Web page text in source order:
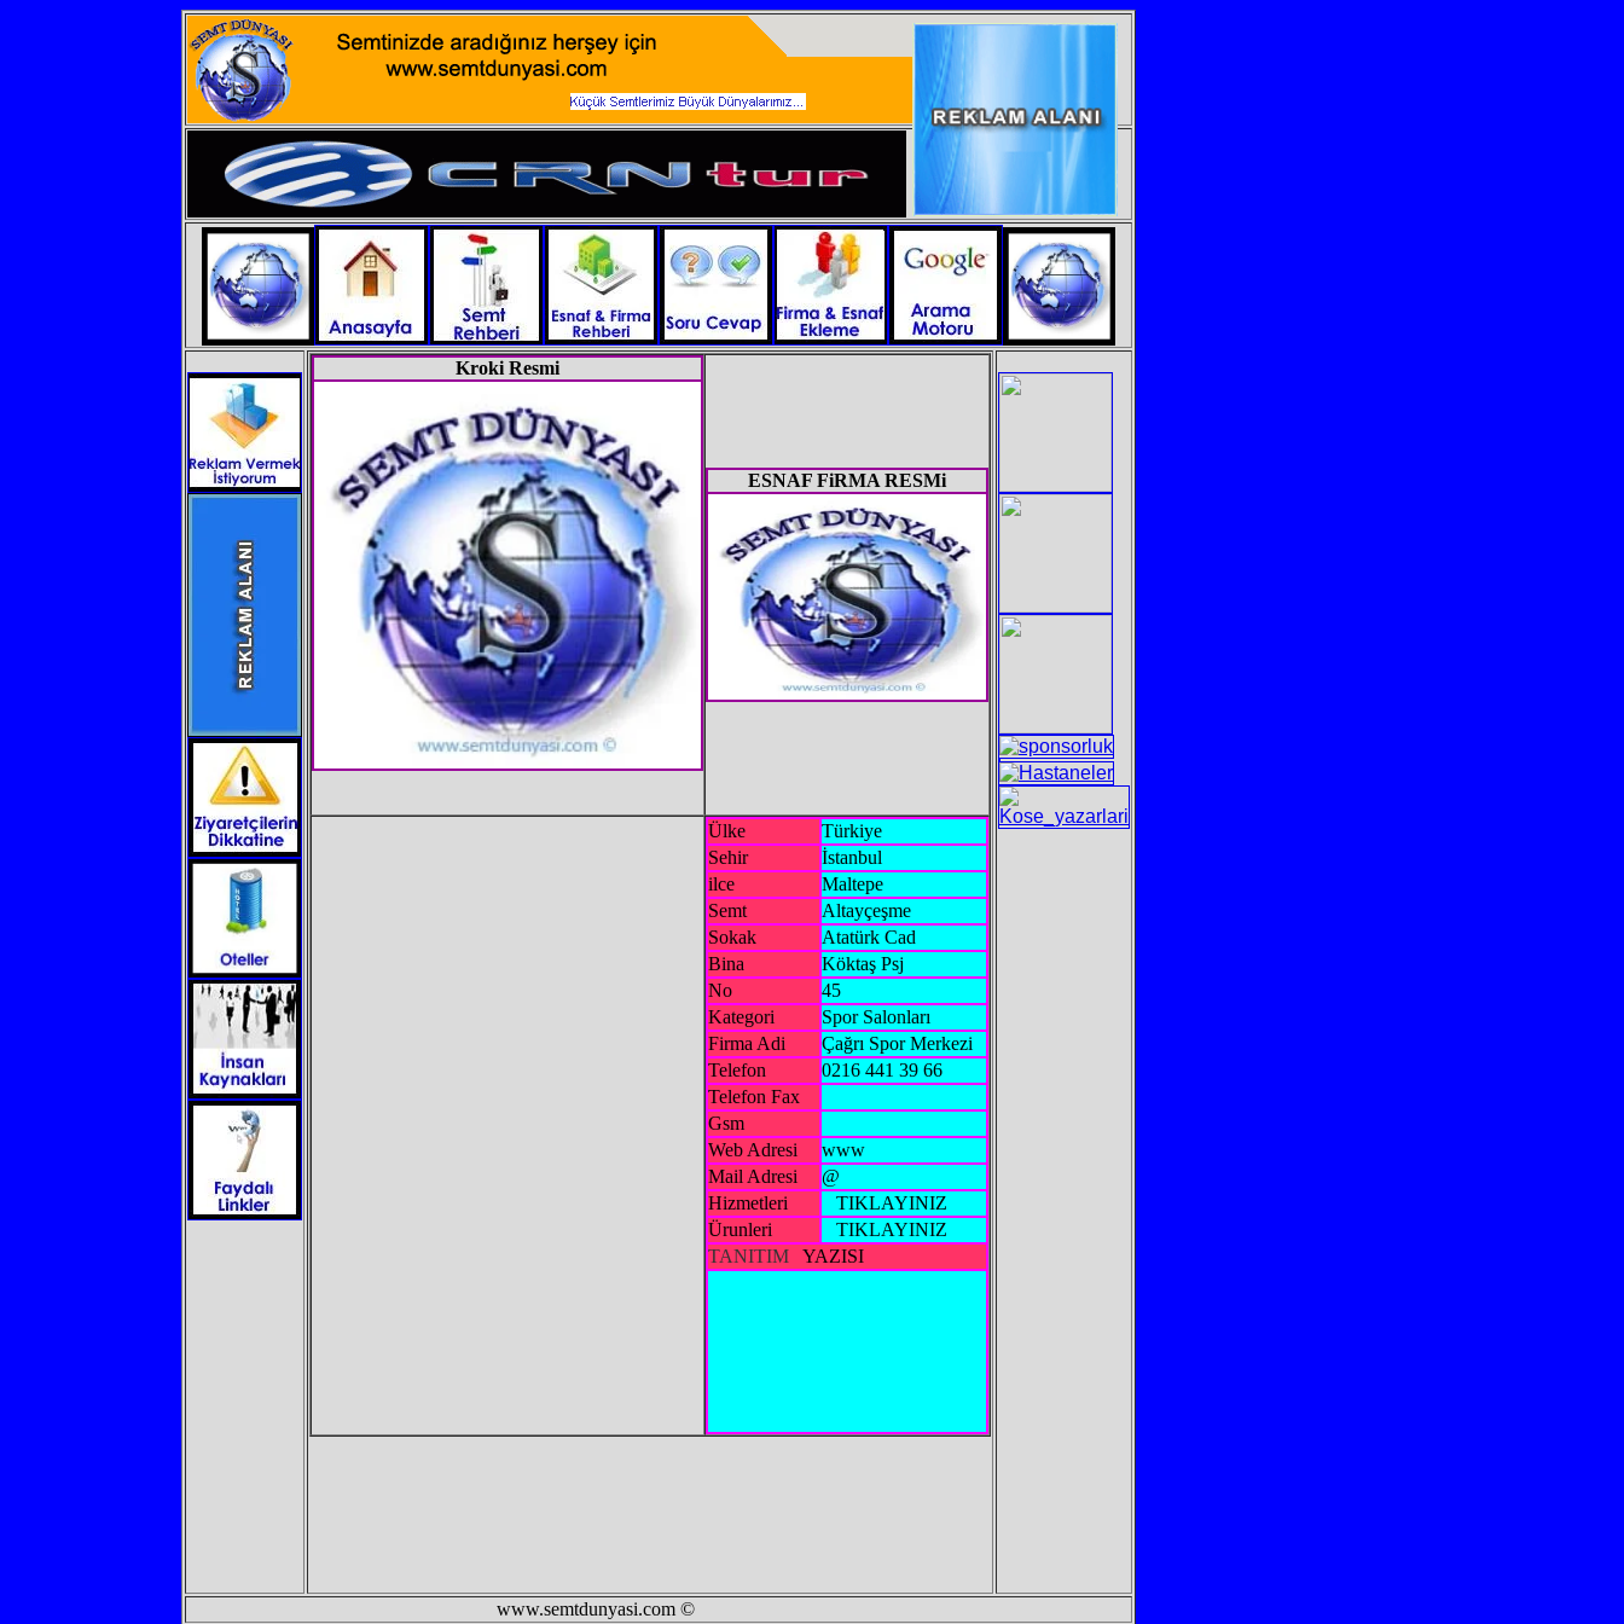
Kroki Resmi
ESNAF FiRMA RESMi
Ülke
Türkiye
Sehir
İstanbul
ilce
Maltepe
Semt
Altayçeşme
Sokak
Atatürk Cad
Bina
Köktaş Psj
No
45
Kategori
Spor Salonları
Firma Adi
Çağrı Spor Merkezi
Telefon
0216 441 39 66
Telefon Fax
Gsm
Web Adresi
www
Mail Adresi
@
Hizmetleri
TIKLAYINIZ
Ürunleri
TIKLAYINIZ
TANITIM
YAZISI
www.semtdunyasi.com ©